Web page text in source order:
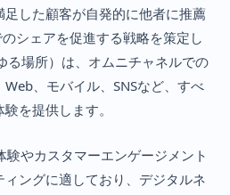
した顧客が自発的に他者に推薦
シェアを促進する戦略を策定し
る場所）は、オムニチャネルでの
、モバイル、SNSなど、すべ
を提供します。
やカスタマーエンゲージメント
ングに適しており、デジタルネ